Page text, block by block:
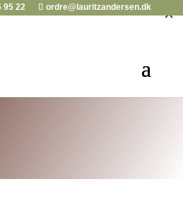
95 22 ordre@lauritzandersen.dk